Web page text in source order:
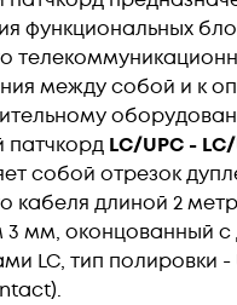
функциональных
между собой и к
патчкорд LC/UPC -
собой отрезок
кабеля длиной 2
мм, оконцованный с
LC, тип полировки -